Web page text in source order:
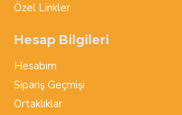
Özel Linkler
Hesap Bilgileri
Hesabım
Sipariş Geçmişi
Ortaklıklar